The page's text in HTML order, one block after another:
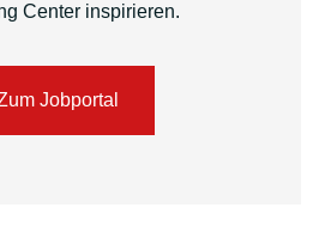
Center inspirieren.
Jobportal